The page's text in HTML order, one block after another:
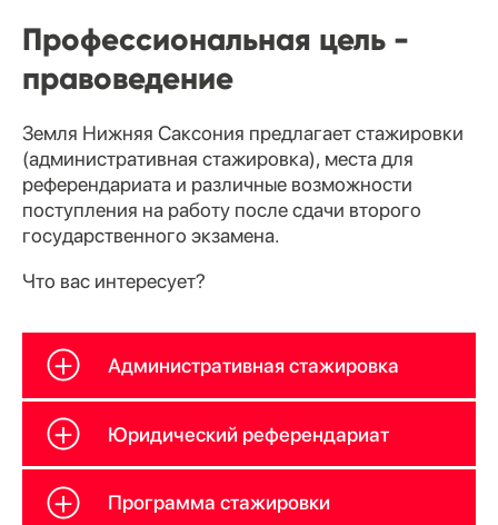
Профессиональная цель -
правоведение
Земля Нижняя Саксония предлагает стажировки
(административная стажировка), места для
референдариата и различные возможности
поступления на работу после сдачи второго
государственного экзамена.
Что вас интересует?
Административная стажировка
Юридический референдариат
Программа стажировки